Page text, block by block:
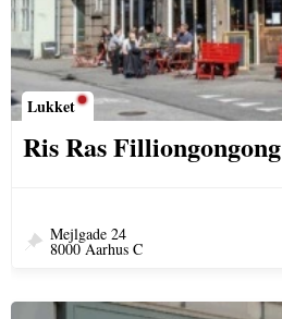
Lukket
Ris Ras Filliongongong
Mejlgade 24
8000 Aarhus C